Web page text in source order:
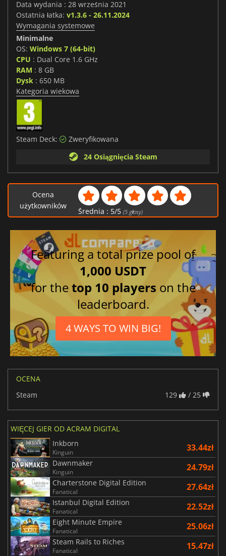
Data wydania : 28 września 2021
Ostatnia łatka: v1.3.6 - 26.11.2024
Wymagania systemowe
Minimalne
OS: Windows 7 (64-bit)
CPU : Dual Core 1.6 GHz
RAM : 8 GB
Dysk : 650 MB
Kategoria wiekowa
Steam Deck:
Zweryfikowana
24 Osiągnięcia Steam
Ocena
użytkowników
Średnia : 5/5 (5głosy)
Featuring a total prize pool of
1,000 USDT
for thetop 10 players on the
leaderboard.
4 WAYS TO WIN BIG!
OCENA
Steam
129 / 25
WIĘCEJ GIER OD ACRAM DIGITAL
Inkborn
Kinguin 33.44zł
Dawnmaker
Kinguin 24.79zł
Charterstone Digital Edition
Fanatical 27.64zł
Istanbul Digital Edition
Fanatical 22.52zł
Eight Minute Empire
Fanatical 25.06zł
Steam Rails to Riches
Fanatical 15.47zł